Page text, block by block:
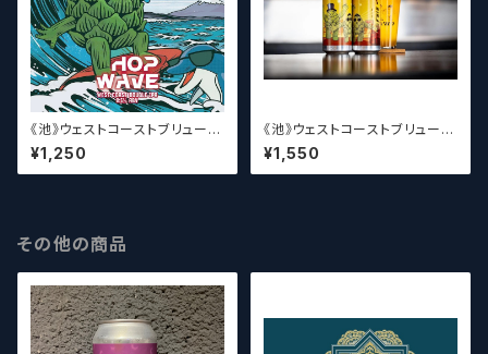
《池》ウェストコーストブリューイ
ング / West Coast ( WCB ) H
op Wave【クラフトビール】
¥1,250
《池》ウェストコーストブリューイ
ング / West Coast ( WCB )
MONONOKE DANCE【クラフ
トビール】
¥1,550
その他の商品